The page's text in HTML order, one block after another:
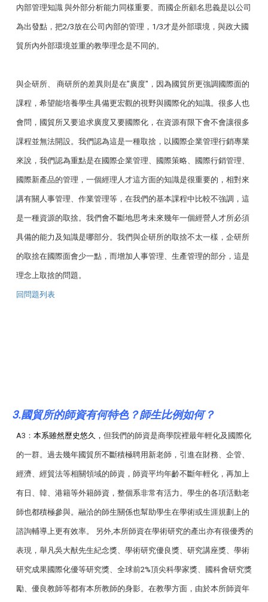
內部管理知識 與外部分析能力同樣重要。而國企所顧名思義是以公司
為出發點，把2/3放在公司內部的管理，1/3才是外部環境，與政大國
貿所內外部環境並重的教學理念是不同的。
與企研所、 商研所的差異則是在"廣度"，因為國貿所更強調國際面的
課程，希望能培養學生具備更宏觀的視野與國際化的知識。很多人也
會問，國貿所又要追求廣度又要國際化，在資源有限下會不會讓很多
課程並無法開設。我們認為這是一種取捨，以國際企業管理行銷專業
來說，我們認為重點是在國際企業管理、國際策略、國際行銷管理、
國際新產品的管理，一個經理人才這方面的知識是很重要的，相對來
講有關人事管理、作業管理等，在我們的基本課程中比較不強調，這
是一種資源的取捨。 我們會不斷地思考未來幾年一個經營人才所必須
具備的能力及知識是哪部分。我們與企研所的取捨不太一樣，企研所
的取捨在國際面會少一點，而增加人事管理、生產管理的部分，這是
理念上取捨的問題。
回問題列表
3.國貿所的師資有何特色？師生比例如何？
A3： 本系雖然歷史悠久， 但我們的師資是商學院裡最年輕化及國際化
的一群。過去幾年國貿所不斷積極聘用新老師，引進在財務、企管、
經濟、經貿法等相關領域的師資，師資平均年齡不斷年輕化，再加上
有日、韓、港籍等外籍師資，整個系非常有活力。學生的各項活動老
師也都積極參與。融洽的師生關係也幫助學生在學術或生涯規劃上的
諮詢輔導上更有效率。 另外, 本所師資在學術研究的產出亦有很優秀的
表現， 舉凡吳大猷先生紀念獎、學術研究優良獎、研究講座獎、學術
研究成果國際化優等研究獎、全球前2%頂尖科學家獎、國科會研究獎
勵、優良教師等都有本所教師的身影。在教學方面，由於本所師資年